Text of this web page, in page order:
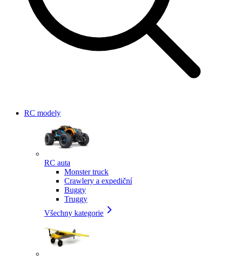
RC modely
RC auta
Monster truck
Crawlery a expediční
Buggy
Truggy
Všechny kategorie